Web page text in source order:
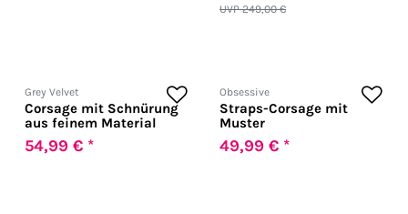
UVP 249,00 €
Grey Velvet
Corsage mit Schnürung
aus feinem Material
54,99 € *
Obsessive
Straps-Corsage mit
Muster
49,99 € *